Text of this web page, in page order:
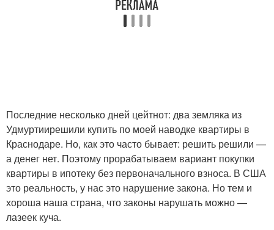
Последние несколько дней цейтнот: два земляка из
Удмуртиирешили купить по моей наводке квартиры в
Краснодаре. Но, как это часто бывает: решить решили —
а денег нет. Поэтому прорабатываем вариант покупки
квартиры в ипотеку без первоначального взноса. В США
это реальность, у нас это нарушение закона. Но тем и
хороша наша страна, что законы нарушать можно —
лазеек куча.